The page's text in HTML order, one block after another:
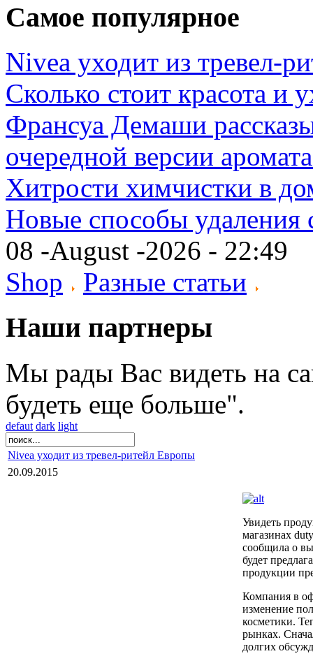
Самое популярное
Nivea уходит из тревел-
Сколько стоит красота
Франсуа Демаши
очередной версии
Хитрости химчистки в
Новые способы удаления
08 -August -2026 - 22:49
Shop
Разные статьи
Наши партнеры
Мы рады Вас видеть на
будеть еще больше".
defaut dark light
Nivea уходит из тревел-ритейл Европы
20.09.2015
Увидеть
магазинах
сообщила о
будет
продукции
Компания в
изменение
косметики.
рынках.
долгих